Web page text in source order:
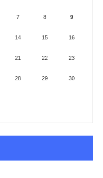
7 8 9
14 15 16
21 22 23
28 29 30